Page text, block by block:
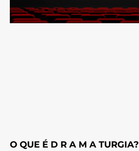
O QUE É D R A M A TURGIA?